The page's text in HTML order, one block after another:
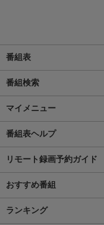
番組表
番組検索
マイメニュー
番組表ヘルプ
リモート録画予約ガイド
おすすめ番組
ランキング